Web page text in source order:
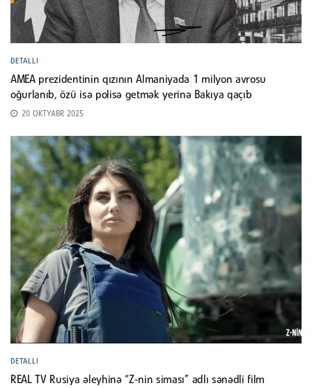
DETALLI
AMEA prezidentinin qızının Almaniyada 1 milyon avrosu
oğurlanıb, özü isə polisə getmək yerinə Bakıya qaçıb
20 OKTYABR 2025
DETALLI
REAL TV Rusiya əleyhinə “Z-nin siması” adlı sənədli film